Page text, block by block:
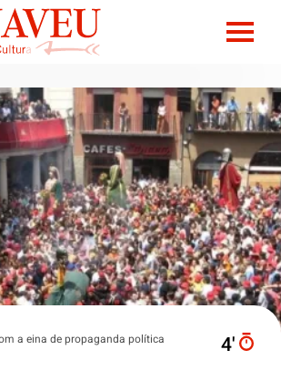
a eina de propaganda política 4′